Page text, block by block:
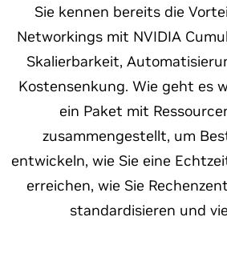
Sie kennen bereits die
Networkings mit NVIDIA
Skalierbarkeit,
Kostensenkung. Wie geht es
ein Paket mit
zusammengestellt, um
entwickeln, wie Sie eine
erreichen, wie Sie
standardisieren und